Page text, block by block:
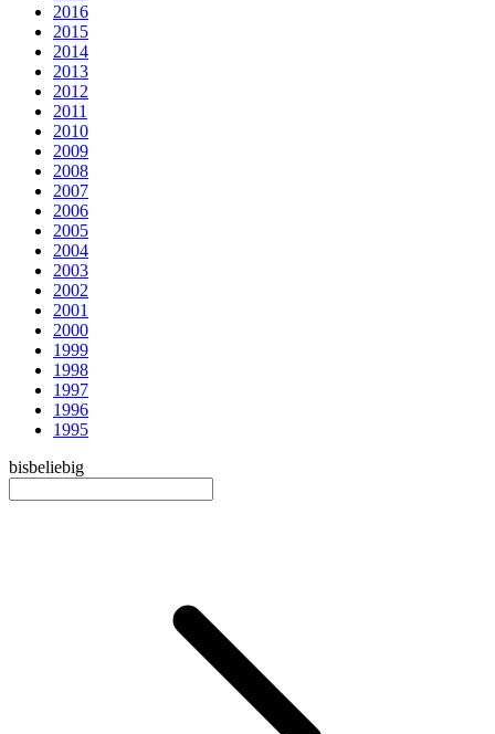
2016
2015
2014
2013
2012
2011
2010
2009
2008
2007
2006
2005
2004
2003
2002
2001
2000
1999
1998
1997
1996
1995
bisbeliebig